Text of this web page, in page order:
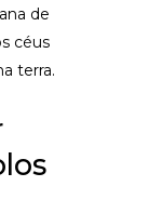
de
céus
terra.